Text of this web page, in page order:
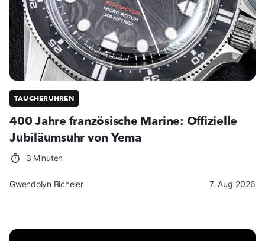
TAUCHERUHREN
400 Jahre französische Marine: Offizielle
Jubiläumsuhr von Yema
3 Minuten
Gwendolyn Bicheler 7. Aug 2026